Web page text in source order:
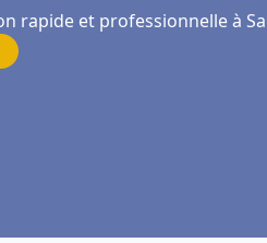
rapide et professionnelle à